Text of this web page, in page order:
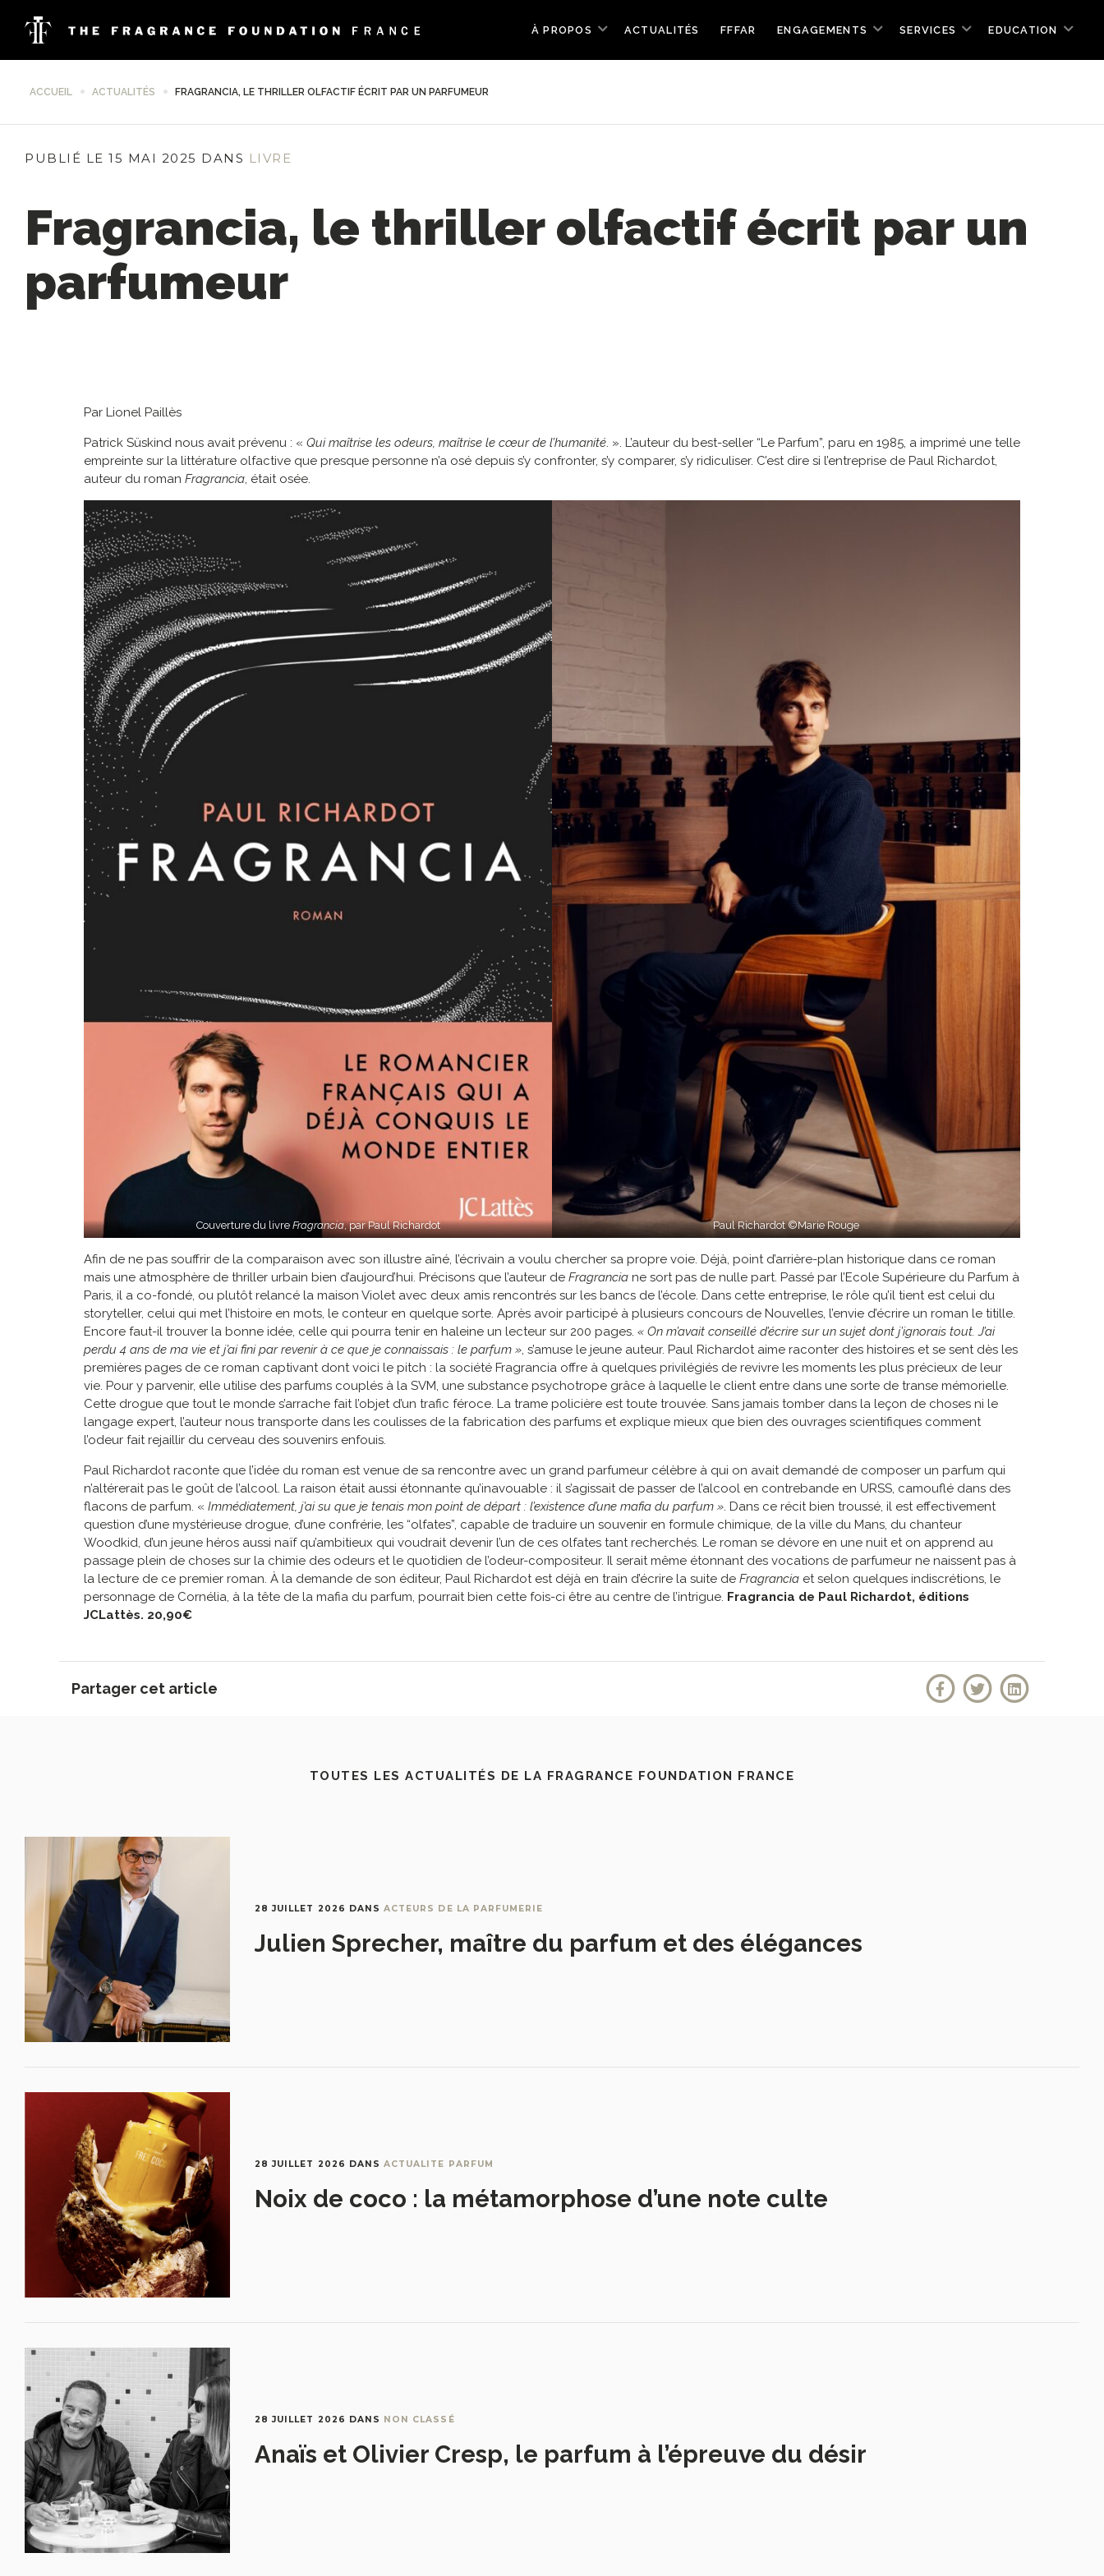
À PROPOS ACTUALITÉS FFFAR ENGAGEMENTS SERVICES EDUCATION
ACCUEIL ACTUALITÉS FRAGRANCIA, LE THRILLER OLFACTIF ÉCRIT PAR UN PARFUMEUR
PUBLIÉ LE 15 MAI 2025 DANS LIVRE
Fragrancia, le thriller olfactif écrit par un
parfumeur
Par Lionel Paillès
Patrick Süskind nous avait prévenu : « Qui maîtrise les odeurs, maîtrise le cœur de l’humanité. ». L’auteur du best-seller “Le Parfum”, paru en 1985, a imprimé une telle
empreinte sur la littérature olfactive que presque personne n’a osé depuis s’y confronter, s’y comparer, s’y ridiculiser. C’est dire si l’entreprise de Paul Richardot,
auteur du roman Fragrancia, était osée.
Couverture du livre Fragrancia, par Paul Richardot Paul Richardot ©Marie Rouge
Afin de ne pas souffrir de la comparaison avec son illustre aîné, l’écrivain a voulu chercher sa propre voie. Déjà, point d’arrière-plan historique dans ce roman
mais une atmosphère de thriller urbain bien d’aujourd’hui. Précisons que l’auteur de Fragrancia ne sort pas de nulle part. Passé par l’Ecole Supérieure du Parfum à
Paris, il a co-fondé, ou plutôt relancé la maison Violet avec deux amis rencontrés sur les bancs de l’école. Dans cette entreprise, le rôle qu’il tient est celui du
storyteller, celui qui met l’histoire en mots, le conteur en quelque sorte. Après avoir participé à plusieurs concours de Nouvelles, l’envie d’écrire un roman le titille.
Encore faut-il trouver la bonne idée, celle qui pourra tenir en haleine un lecteur sur 200 pages. « On m’avait conseillé d’écrire sur un sujet dont j’ignorais tout. J’ai
perdu 4 ans de ma vie et j’ai fini par revenir à ce que je connaissais : le parfum », s’amuse le jeune auteur. Paul Richardot aime raconter des histoires et se sent dès les
premières pages de ce roman captivant dont voici le pitch : la société Fragrancia offre à quelques privilégiés de revivre les moments les plus précieux de leur
vie. Pour y parvenir, elle utilise des parfums couplés à la SVM, une substance psychotrope grâce à laquelle le client entre dans une sorte de transe mémorielle.
Cette drogue que tout le monde s’arrache fait l’objet d’un trafic féroce. La trame policière est toute trouvée. Sans jamais tomber dans la leçon de choses ni le
langage expert, l’auteur nous transporte dans les coulisses de la fabrication des parfums et explique mieux que bien des ouvrages scientifiques comment
l’odeur fait rejaillir du cerveau des souvenirs enfouis.
Paul Richardot raconte que l’idée du roman est venue de sa rencontre avec un grand parfumeur célèbre à qui on avait demandé de composer un parfum qui
n’altérerait pas le goût de l’alcool. La raison était aussi étonnante qu’inavouable : il s’agissait de passer de l’alcool en contrebande en URSS, camouflé dans des
flacons de parfum. « Immédiatement, j’ai su que je tenais mon point de départ : l’existence d’une mafia du parfum ». Dans ce récit bien troussé, il est effectivement
question d’une mystérieuse drogue, d’une confrérie, les “olfates”, capable de traduire un souvenir en formule chimique, de la ville du Mans, du chanteur
Woodkid, d’un jeune héros aussi naïf qu’ambitieux qui voudrait devenir l’un de ces olfates tant recherchés. Le roman se dévore en une nuit et on apprend au
passage plein de choses sur la chimie des odeurs et le quotidien de l’odeur-compositeur. Il serait même étonnant des vocations de parfumeur ne naissent pas à
la lecture de ce premier roman. À la demande de son éditeur, Paul Richardot est déjà en train d’écrire la suite de Fragrancia et selon quelques indiscrétions, le
personnage de Cornélia, à la tête de la mafia du parfum, pourrait bien cette fois-ci être au centre de l’intrigue. Fragrancia de Paul Richardot, éditions
JCLattès. 20,90€
Partager cet article
TOUTES LES ACTUALITÉS DE LA FRAGRANCE FOUNDATION FRANCE
28 JUILLET 2026 DANSACTEURS DE LA PARFUMERIE
Julien Sprecher, maître du parfum et des élégances
28 JUILLET 2026 DANSACTUALITE PARFUM
Noix de coco : la métamorphose d’une note culte
28 JUILLET 2026 DANS NON CLASSÉ
Anaïs et Olivier Cresp, le parfum à l’épreuve du désir